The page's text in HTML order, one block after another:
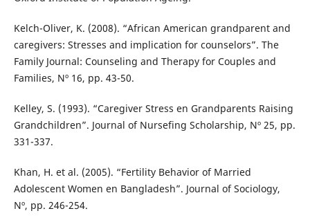
Kelch-Oliver, K. (2008). “African American grandparent and
caregivers: Stresses and implication for counselors”. The
Family Journal: Counseling and Therapy for Couples and
Families, Nº 16, pp. 43-50.
Kelley, S. (1993). “Caregiver Stress en Grandparents Raising
Grandchildren”. Journal of Nursefing Scholarship, Nº 25, pp.
331-337.
Khan, H. et al. (2005). “Fertility Behavior of Married
Adolescent Women en Bangladesh”. Journal of Sociology,
Nº, pp. 246-254.